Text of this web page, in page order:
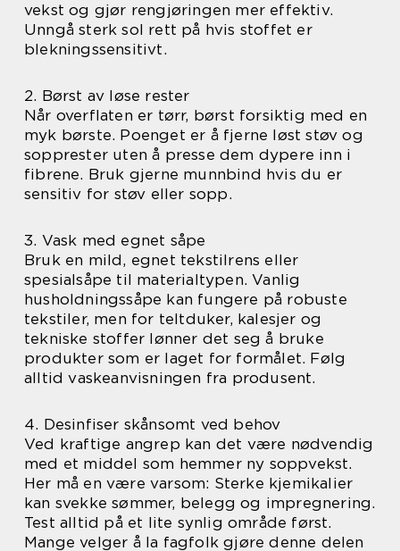
vekst og gjør rengjøringen mer effektiv.
Unngå sterk sol rett på hvis stoffet er
blekningssensitivt.
2. Børst av løse rester
Når overflaten er tørr, børst forsiktig med en
myk børste. Poenget er å fjerne løst støv og
sopprester uten å presse dem dypere inn i
fibrene. Bruk gjerne munnbind hvis du er
sensitiv for støv eller sopp.
3. Vask med egnet såpe
Bruk en mild, egnet tekstilrens eller
spesialsåpe til materialtypen. Vanlig
husholdningssåpe kan fungere på robuste
tekstiler, men for teltduker, kalesjer og
tekniske stoffer lønner det seg å bruke
produkter som er laget for formålet. Følg
alltid vaskeanvisningen fra produsent.
4. Desinfiser skånsomt ved behov
Ved kraftige angrep kan det være nødvendig
med et middel som hemmer ny soppvekst.
Her må en være varsom: Sterke kjemikalier
kan svekke sømmer, belegg og impregnering.
Test alltid på et lite synlig område først.
Mange velger å la fagfolk gjøre denne delen